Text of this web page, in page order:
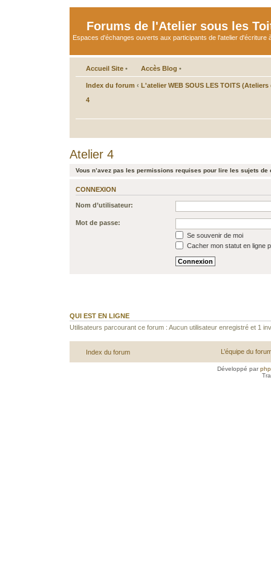
Forums de l'Atelier sous les
Espaces d'échanges ouverts aux participants de l'atelier d'écriture
Accueil Site • Accès Blog •
Index du forum ‹ L'atelier WEB SOUS LES TOITS
4
Atelier 4
Vous n’avez pas les permissions requises pour lire les sujets de
CONNEXION
Nom d’utilisateur:
Mot de passe:
Se souvenir de moi
Cacher mon statut en ligne
QUI EST EN LIGNE
Utilisateurs parcourant ce forum : Aucun utilisateur enregistré et 1
Index du forum L’équipe du
Développé par